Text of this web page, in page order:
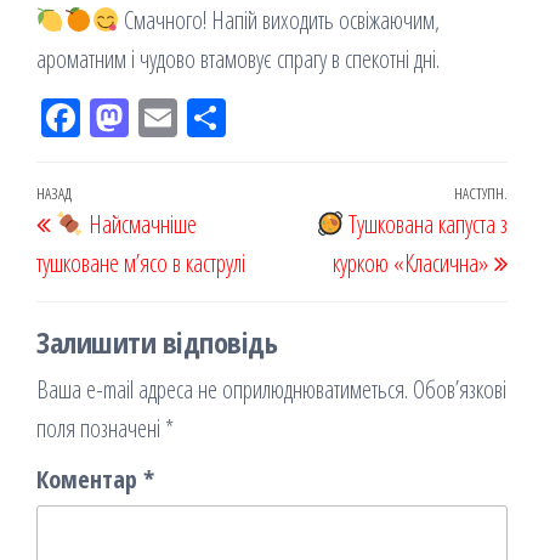
Смачного! Напій виходить освіжаючим,
ароматним і чудово втамовує спрагу в спекотні дні.
Fac
k
M
on
Em
я
Навігація
записів
Попередній
запис
НАЗАД
Найсмачніше
тушковане м’ясо в каструлі
НАСТУПН.
Тушкована капуста з
куркою «Класична»
Залишити відповідь
Ваша e-mail адреса не оприлюднюватиметься. Обов’язкові
поля позначені *
Коментар *